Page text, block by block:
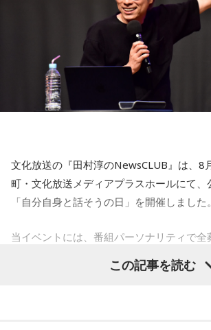
【今日の一言メッセージ】
今日は不要なものを手放したり、今後の計
心掛けると良い日です。
■監修者プロフィール：莉瑠（リル）
東京・池袋占い館セレーネ所属。10代に
クスを持つ方に寄り添いたいと本格的に
SATORI電話占い月間ランキング連続1位。
『莉瑠と龍神様の絶対神託』リリース。
Webサイト：https://selene-uranai.com/
【5位】牡牛座（おうし座）
趣味や友達付き合いが活発な運気です。今
感じやすい日なので、好きなことをとこと
う。ラッキーアイテムは、炭酸水。
【6位】乙女座（おとめ座）
【7位】牡羊座（おひつじ座）
マイペースに過ごせると良い日です。今日
したり、書類の整理をしたり、身の回りの
【8位】天秤座（てんびん座）
仕事運が好調な日。今日がお休みの人も忙
文化放送の『田村淳のNewsCLUB』は、8
町・文化放送メディアプラスホールにて、
「自分自身と話そうの日」を開催しました。
当イベントには、番組パーソナリティで全
業協同組合連合会）のフューネラルアンバ
村淳と、アシスタントの砂山圭大郎アナウ
この記事を読む